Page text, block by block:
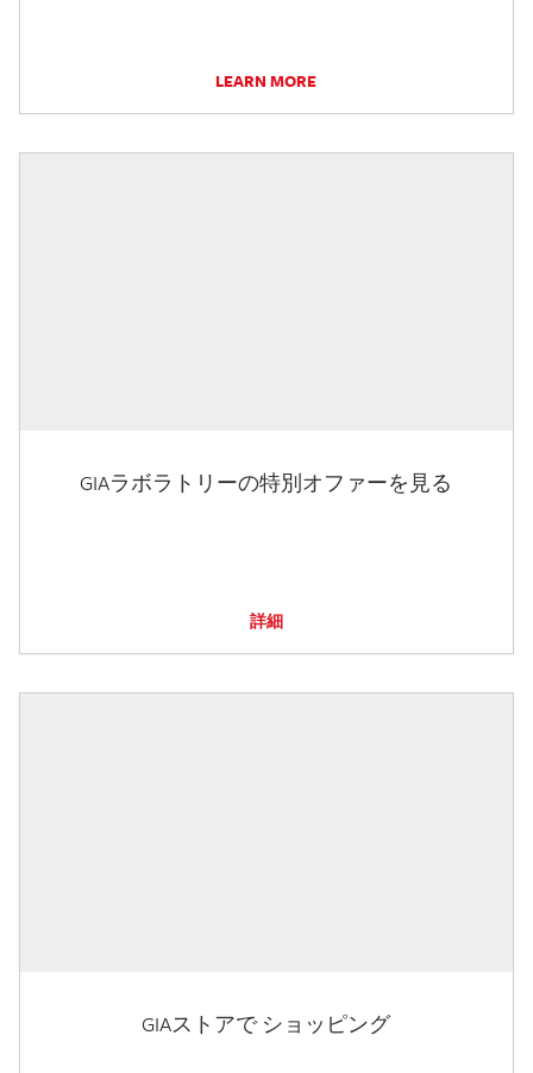
LEARN MORE
GIAラボラトリーの特別オファーを見る
詳細
GIAストアで ショッピング